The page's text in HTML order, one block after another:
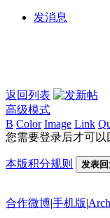
发消息
返回列表
高级模式
B Color Image Link
您需要登录后才可以
本版积分规则 发表回
合作微博|手机版|